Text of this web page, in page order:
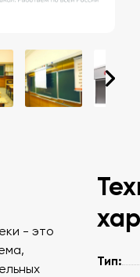
- это
Тип: